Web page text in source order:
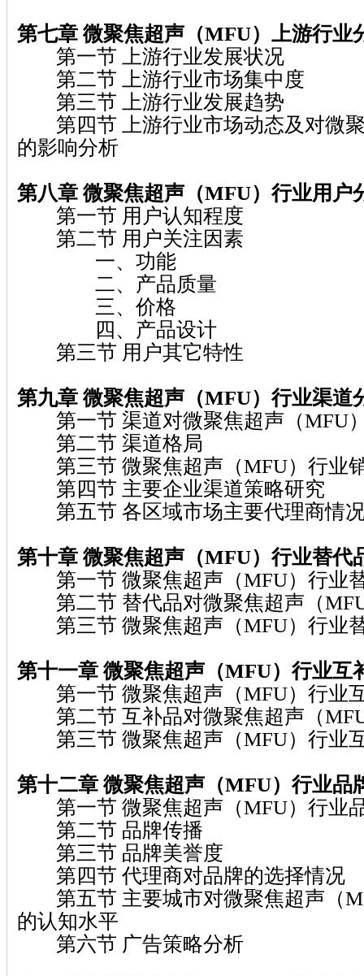
第七章 微聚焦超声（MFU） 上游行业
第一节 上游行业发展状况
第二节 上游行业市场集中度
第三节 上游行业发展趋势
第四节 上游行业市场动态及对微
的影响分析
第八章 微聚焦超声（MFU）行业用户
第一节 用户认知程度
第二节 用户关注因素
一、功能
二、产品质量
三、价格
四、产品设计
第三节 用户其它特性
第九章 微聚焦超声（MFU）行业渠道
第一节 渠道对微聚焦超声（MFU
第二节 渠道格局
第三节 微聚焦超声（MFU）行业
第四节 主要企业渠道策略研究
第五节 各区域市场主要代理商情
第十章 微聚焦超声（MFU）行业替代
第一节 微聚焦超声（MFU）行业
第二节 替代品对微聚焦超声（
第三节 微聚焦超声（MFU）行业
第十一章 微聚焦超声（MFU）行业互
第一节 微聚焦超声（MFU）行业
第二节 互补品对微聚焦超声（
第三节 微聚焦超声（MFU）行业
第十二章 微聚焦超声（MFU）行业品
第一节 微聚焦超声（MFU）行业
第二节 品牌传播
第三节 品牌美誉度
第四节 代理商对品牌的选择情况
第五节 主要城市对微聚焦超声（
的认知水平
第六节 广告策略分析